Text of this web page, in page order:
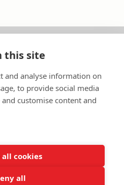
English
this site
and analyse information on
to provide social media
customise content and
cookies
all